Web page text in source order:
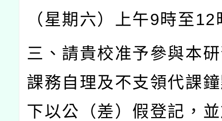
（星期六）上午9時至12
三、請貴校准予參與本
課務自理及不支領代課
下以公（差）假登記，